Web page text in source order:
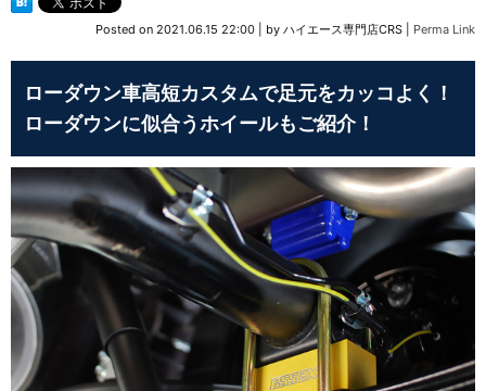
Posted on 2021.06.15 22:00 by ハイエース専門店CRS Perma Link
ローダウン車高短カスタムで足元をカッコよく！
ローダウンに似合うホイールもご紹介！